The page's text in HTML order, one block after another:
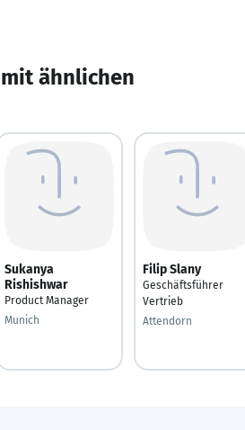
ähnlichen
Sukanya
Rishishwar
Product Manager
Munich
Filip Slany
Geschäftsführer
Vertrieb
Attendorn